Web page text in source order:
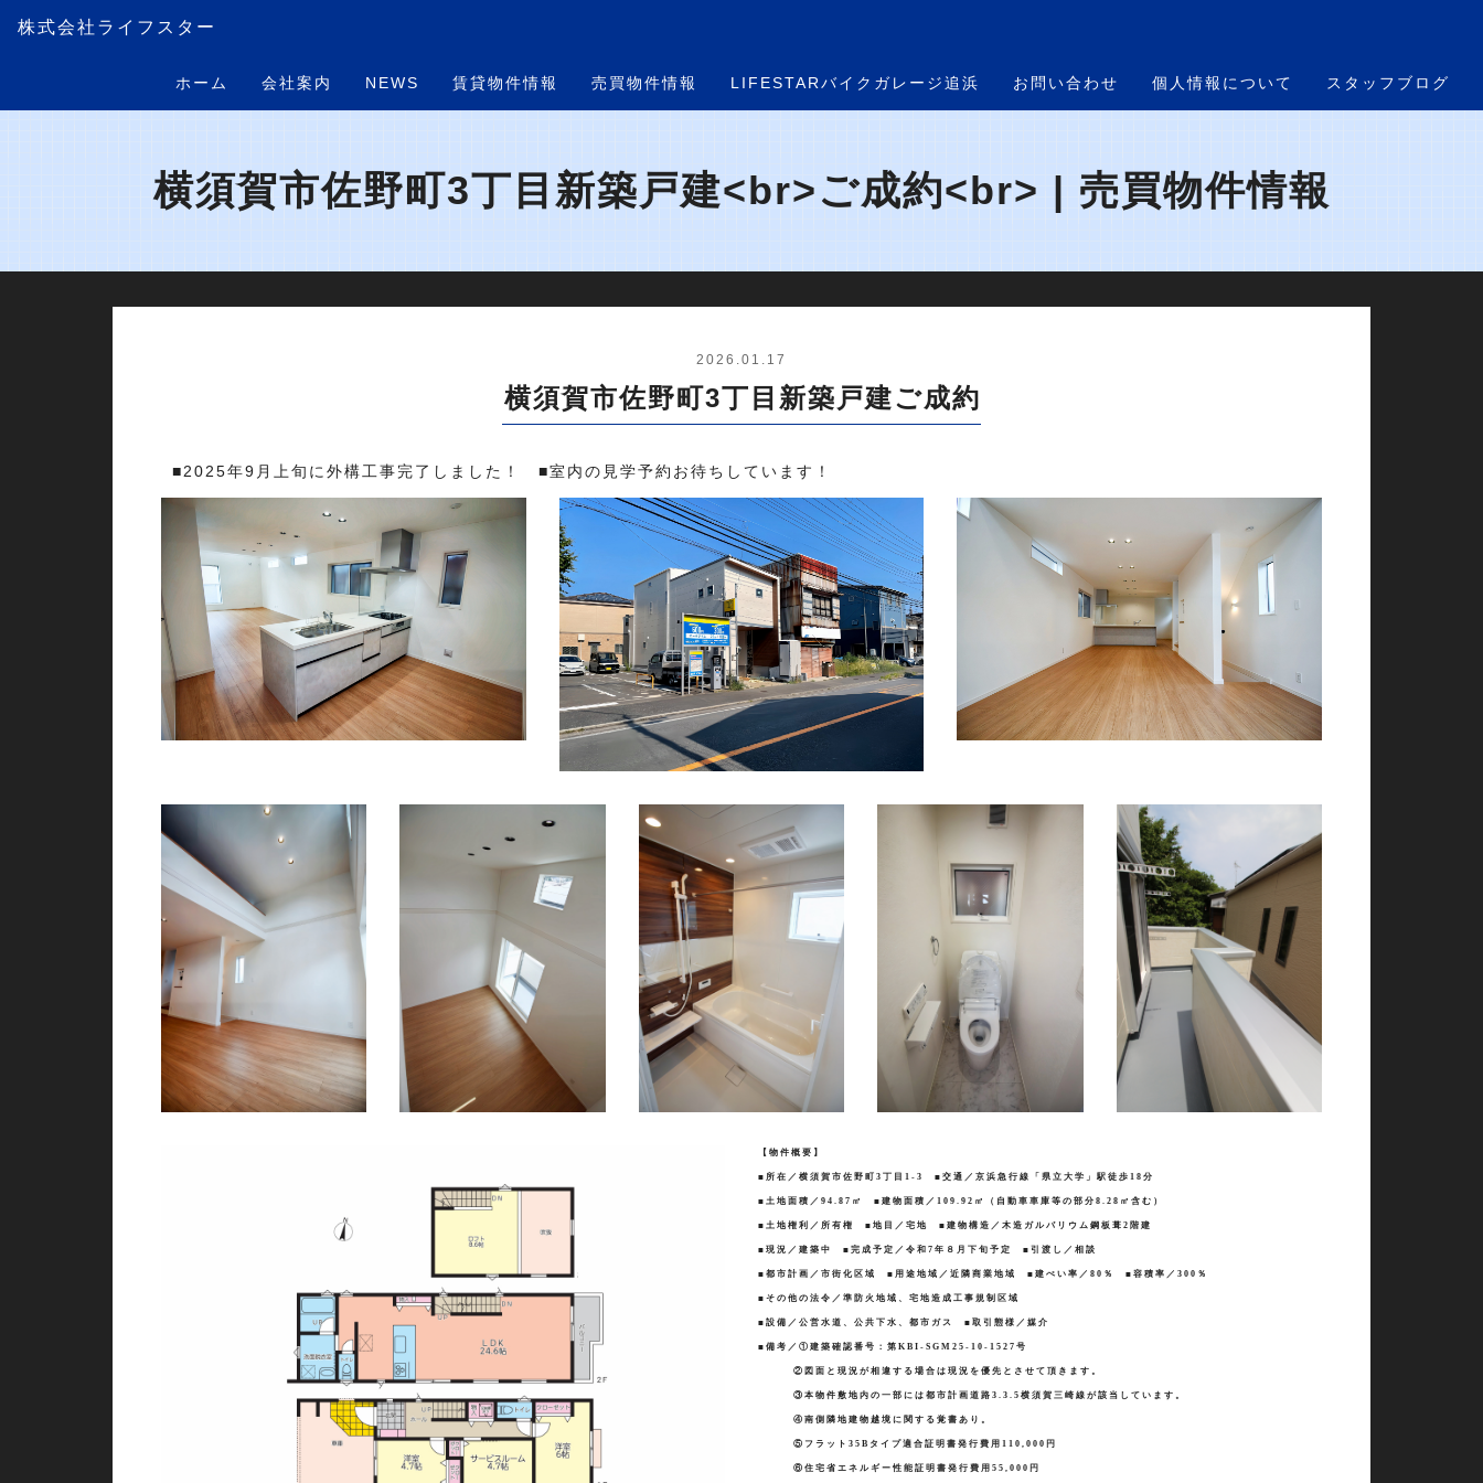
株式会社ライフスター
ホーム 会社案内 NEWS 賃貸物件情報 売買物件情報 LIFESTARバイクガレージ追浜 お問い合わせ 個人情報について スタッフブログ
横須賀市佐野町3丁目新築戸建<br>ご成約<br> | 売買物件情報
2026.01.17
横須賀市佐野町3丁目新築戸建ご成約
■2025年9月上旬に外構工事完了しました！ ■室内の見学予約お待ちしています！
【物件概要】
■所在／横須賀市佐野町 3 丁目 1-3 ■交通／京浜急行線「県立大学」駅徒歩 18 分
■土地面積／ 94.87 ㎡ ■建物面積／ 109.92 ㎡（自動車車庫等の部分 8.28 ㎡含む）
■土地権利／所有権 ■地目／宅地 ■建物構造／木造ガルバリウム鋼板葺 2 階建
■現況／建築中 ■完成予定／令和 7 年８月下旬予定 ■引渡し／相談
■都市計画／市街化区域 ■用途地域／近隣商業地域 ■建ぺい率／ 80 ％ ■容積率／ 300 ％
■その他の法令／準防火地域、宅地造成工事規制区域
■設備／公営水道、公共下水、都市ガス ■取引態様／媒介
■備考／①建築確認番号：第 KBI-SGM25-10-1527 号
②図面と現況が相違する場合は現況を優先とさせて頂きます。
③本物件敷地内の一部には都市計画道路3.3.5横須賀三崎線が該当しています。
④南側隣地建物越境に関する覚書あり。
⑤フラット35B タイプ適合証明書発行費用110,000 円
⑥住宅省エネルギー性能証明書発行費用55,000 円